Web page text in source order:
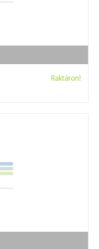
Raktáron!